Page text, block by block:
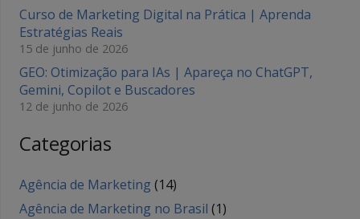
Curso de Marketing Digital na Prática | Aprenda
Estratégias Reais
15 de junho de 2026
GEO: Otimização para IAs | Apareça no ChatGPT,
Gemini, Copilot e Buscadores
12 de junho de 2026
Categorias
Agência de Marketing (14)
Agência de Marketing no Brasil (1)